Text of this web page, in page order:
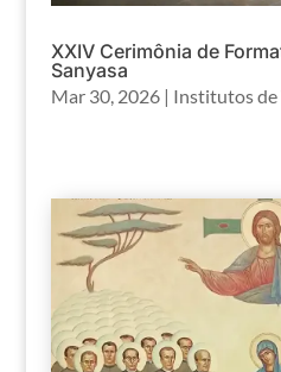
XXIV Cerimônia de
Sanyasa
Mar 30, 2026| Institutos de